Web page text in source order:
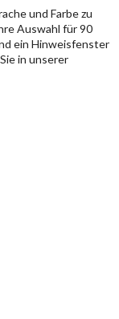
und Farbe zu
Auswahl für 90
ein Hinweisfenster
in unserer